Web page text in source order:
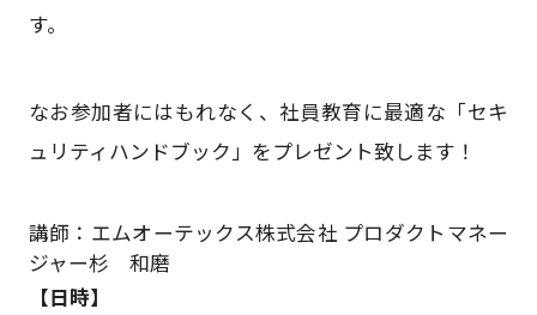
す。
なお参加者にはもれなく、社員教育に最適な「セキ
ュリティハンドブック」をプレゼント致します！
講師：エムオーテックス株式会社 プロダクトマネー
ジャー杉 和磨
【日時】